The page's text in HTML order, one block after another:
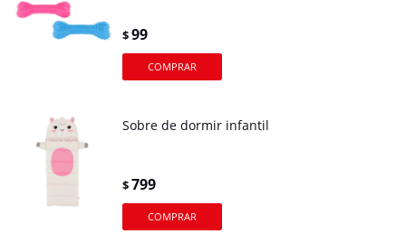
$99
Sobre de dormir infantil
$799